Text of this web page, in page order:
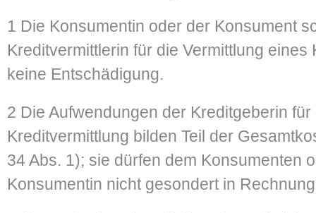
1 Die Konsumentin oder der Konsument
Kreditvermittlerin für die Vermittlung eines
keine Entschädigung.
2 Die Aufwendungen der Kreditgeberin für
Kreditvermittlung bilden Teil der
34 Abs. 1); sie dürfen dem Konsumenten
Konsumentin nicht gesondert in